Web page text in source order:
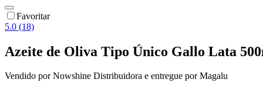
Favoritar
5.0 (18)
Azeite de Oliva Tipo Único Gallo Lata
Vendido porNowshine Distribuidora e entregue por Magalu